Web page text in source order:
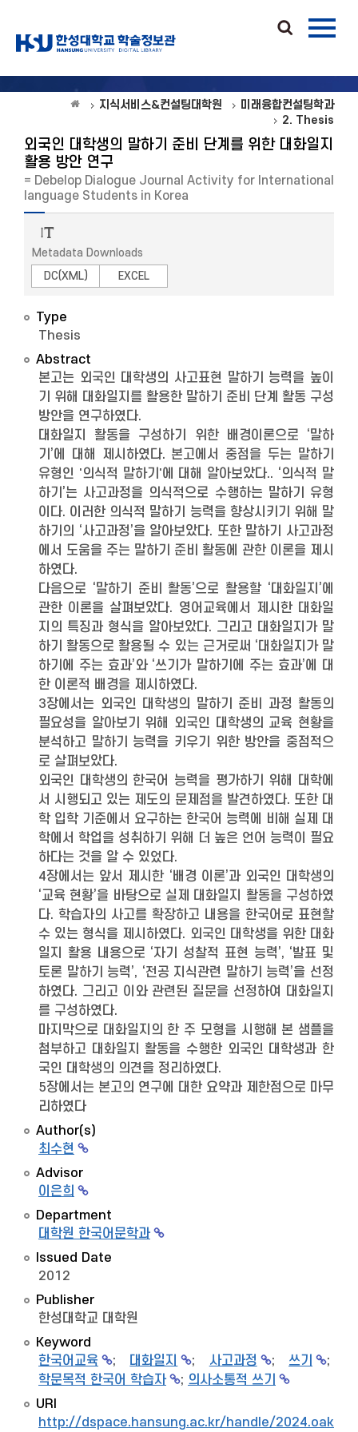
지식서비스&컨설팅대학원
미래융합컨설팅학과
2. Thesis
외국인 대학생의 말하기 준비 단계를 위한 대화일지
활용 방안 연구
= Debelop Dialogue Journal Activity for International
language Students in Korea
Metadata Downloads
DC(XML)
EXCEL
Type
Thesis
Abstract
본고는 외국인 대학생의 사고표현 말하기 능력을 높이
기 위해 대화일지를 활용한 말하기 준비 단계 활동 구성
방안을 연구하였다.
대화일지 활동을 구성하기 위한 배경이론으로 ‘말하
기’에 대해 제시하였다. 본고에서 중점을 두는 말하기
유형인 '의식적 말하기'에 대해 알아보았다.. ‘의식적 말
하기’는 사고과정을 의식적으로 수행하는 말하기 유형
이다. 이러한 의식적 말하기 능력을 향상시키기 위해 말
하기의 ‘사고과정’을 알아보았다. 또한 말하기 사고과정
에서 도움을 주는 말하기 준비 활동에 관한 이론을 제시
하였다.
다음으로 ‘말하기 준비 활동’으로 활용할 ‘대화일지’에
관한 이론을 살펴보았다. 영어교육에서 제시한 대화일
지의 특징과 형식을 알아보았다. 그리고 대화일지가 말
하기 활동으로 활용될 수 있는 근거로써 ‘대화일지가 말
하기에 주는 효과’와 ‘쓰기가 말하기에 주는 효과’에 대
한 이론적 배경을 제시하였다.
3장에서는 외국인 대학생의 말하기 준비 과정 활동의
필요성을 알아보기 위해 외국인 대학생의 교육 현황을
분석하고 말하기 능력을 키우기 위한 방안을 중점적으
로 살펴보았다.
외국인 대학생의 한국어 능력을 평가하기 위해 대학에
서 시행되고 있는 제도의 문제점을 발견하였다. 또한 대
학 입학 기준에서 요구하는 한국어 능력에 비해 실제 대
학에서 학업을 성취하기 위해 더 높은 언어 능력이 필요
하다는 것을 알 수 있었다.
4장에서는 앞서 제시한 ‘배경 이론’과 외국인 대학생의
‘교육 현황’을 바탕으로 실제 대화일지 활동을 구성하였
다. 학습자의 사고를 확장하고 내용을 한국어로 표현할
수 있는 형식을 제시하였다. 외국인 대학생을 위한 대화
일지 활용 내용으로 ‘자기 성찰적 표현 능력’, ‘발표 및
토론 말하기 능력’, ‘전공 지식관련 말하기 능력’을 선정
하였다. 그리고 이와 관련된 질문을 선정하여 대화일지
를 구성하였다.
마지막으로 대화일지의 한 주 모형을 시행해 본 샘플을
첨부하고 대화일지 활동을 수행한 외국인 대학생과 한
국인 대학생의 의견을 정리하였다.
5장에서는 본고의 연구에 대한 요약과 제한점으로 마무
리하였다
Author(s)
최수현
Advisor
이은희
Department
대학원 한국어문학과
Issued Date
2012
Publisher
한성대학교 대학원
Keyword
한국어교육
; 대화일지 ; 사고과정 ; 쓰기
;
학문목적 한국어 학습자
; 의사소통적 쓰기
URI
http://dspace.hansung.ac.kr/handle/2024.oak/